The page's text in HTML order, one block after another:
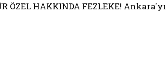
ÖZEL HAKKINDA FEZLEKE! Ankara'yı